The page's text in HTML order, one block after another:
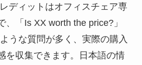
ディットはオフィスチェア専
、「Is XX worth the price?」
うな質問が多く、実際の購入
を収集できます。日本語の情